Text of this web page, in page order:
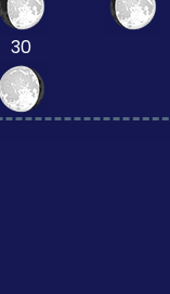
30